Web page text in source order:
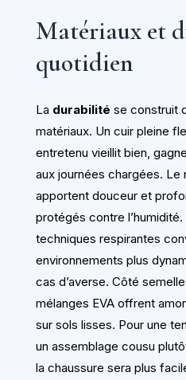
Matériaux et
quotidien
La durabilité se construit
matériaux. Un cuir pleine
entretenu vieillit bien,
aux journées chargées. Le
apportent douceur et
protégés contre
techniques respirantes
environnements plus
cas d’averse. Côté
mélanges EVA offrent
sur sols lisses. Pour une
un assemblage cousu
la chaussure sera plus